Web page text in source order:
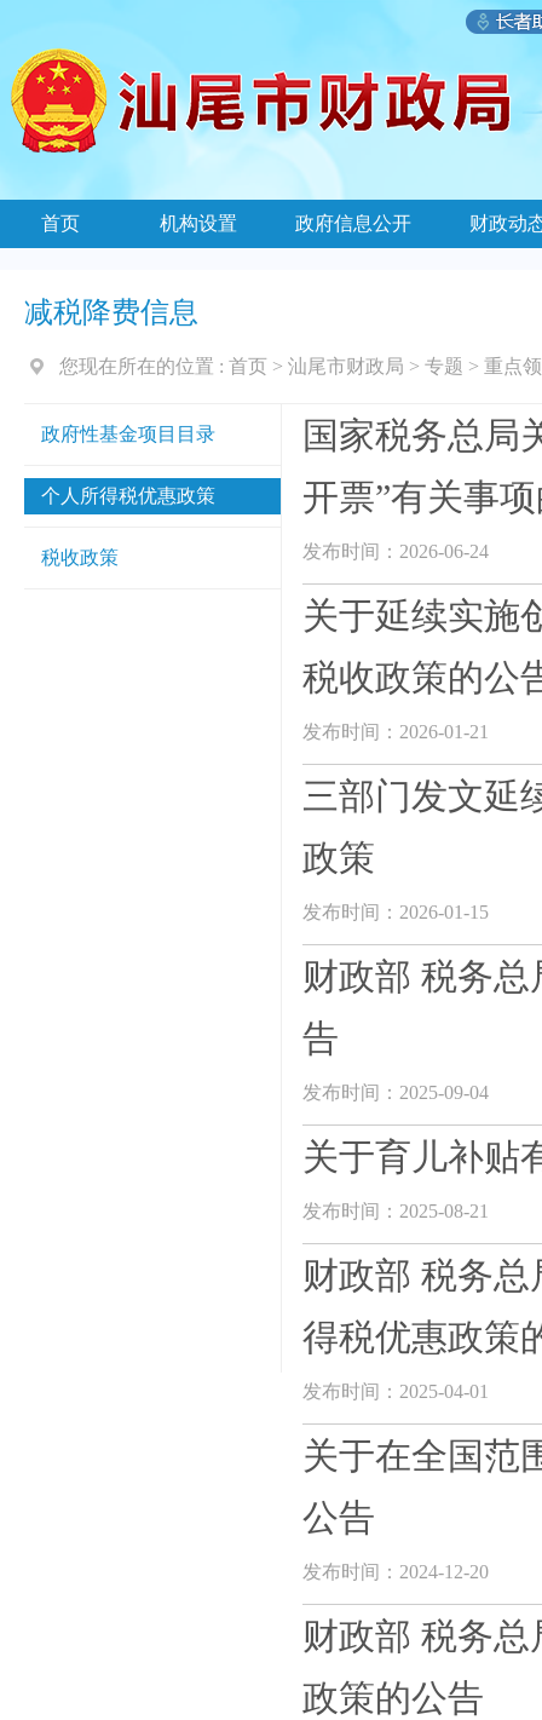
首页 机构设置 政府信息公开 财政动
减税降费信息
您现在所在的位置 : 首页 > 汕尾市财政局 > 专题 > 重点
政府性基金项目目录
个人所得税优惠政策
税收政策
国家税务总局
开票”有关事
发布时间：2026-06-24
关于延续实施
税收政策的公
发布时间：2026-01-21
三部门发文延
政策
发布时间：2026-01-15
财政部 税务
告
发布时间：2025-09-04
关于育儿补贴
发布时间：2025-08-21
财政部 税务
得税优惠政策
发布时间：2025-04-01
关于在全国范
公告
发布时间：2024-12-20
财政部 税务
政策的公告